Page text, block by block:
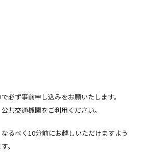
必ず事前申し込みをお願いたします。
共交通機関をご利用ください。
るべく10分前にお越しいただけますよう
。